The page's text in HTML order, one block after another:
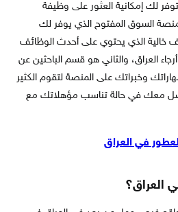
لك إمكانية العثور على وظيفة
السوق المفتوح الذي يوفر لك
الذي يحتوي على أحدث الوظائف
العراق، والثاني هو قسم الباحثين عن
وخبراتك على المنصة لتقوم الكثير
معك في حالة تناسب مؤهلاتك مع
في العراق
العراق؟